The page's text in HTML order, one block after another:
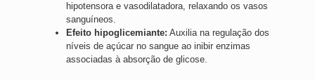
hipotensora e vasodilatadora, relaxando os vasos
sanguíneos.
Efeito hipoglicemiante: Auxilia na regulação dos
níveis de açúcar no sangue ao inibir enzimas
associadas à absorção de glicose.